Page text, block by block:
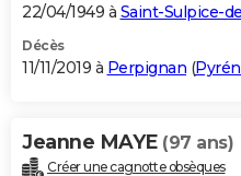
22/04/1949 à Saint-Sulpice-
Décès
11/11/2019 à Perpignan (
Jeanne MAYE (97 ans)
Créer une cagnotte obsèques